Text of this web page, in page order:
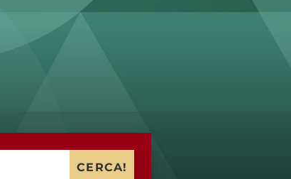
CERCA!